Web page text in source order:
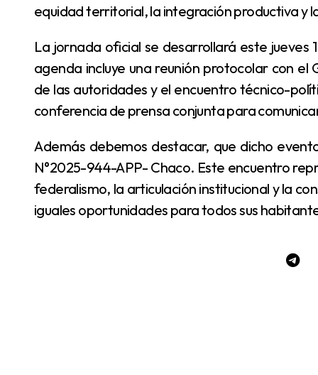
equidad territorial, la integración productiva y
La jornada oficial se desarrollará este jueves 19 de junio, en la Casa de Gobierno del Chaco. La
agenda incluye una reunión protocolar con
de las autoridades y el encuentro técnico-
conferencia de prensa conjunta para
Además debemos destacar, que dicho evento fue declarado de interés provincial por Decreto
N°2025-944-APP- Chaco. Este encuentro
federalismo, la articulación institucional y la
iguales oportunidades para todos sus